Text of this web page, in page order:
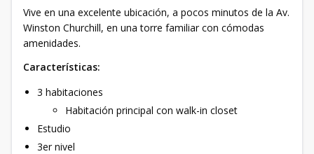
Vive en una excelente ubicación, a pocos minutos de la Av.
Winston Churchill, en una torre familiar con cómodas
amenidades.
Características:
3 habitaciones
Habitación principal con walk-in closet
Estudio
3er nivel